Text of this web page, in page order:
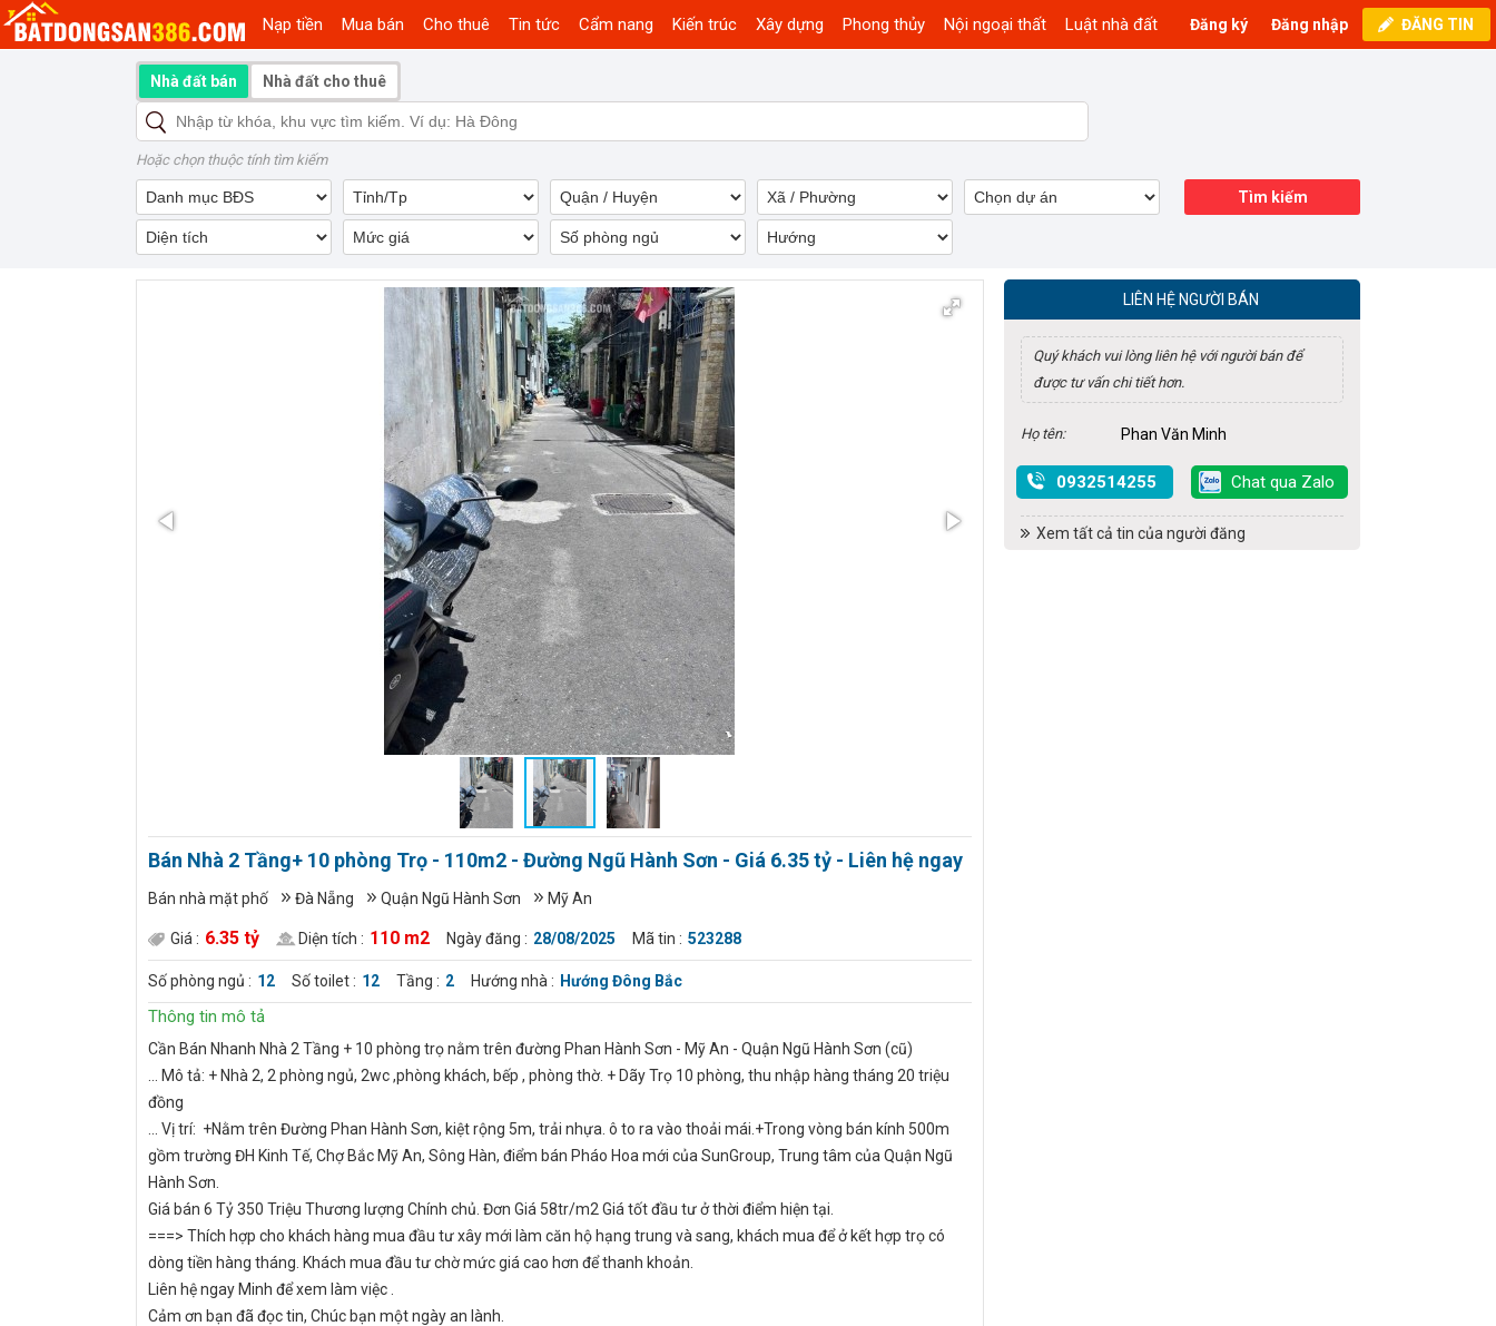
Nạp tiền Mua bán Cho thuê Tin tức Cẩm nang Kiến trúc Xây dựng Phong thủy Nội ngoại thất Luật nhà đất ĐĂNG TIN
Đăng nhập
Đăng ký
Nhà đất bán Nhà đất cho thuê
Hoặc chọn thuộc tính tìm kiếm
Tìm kiếm
Bán Nhà 2 Tầng+ 10 phòng Trọ - 110m2 - Đường Ngũ Hành Sơn - Giá 6.35 tỷ - Liên hệ ngay
Bán nhà mặt phố Đà Nẵng Quận Ngũ Hành Sơn Mỹ An
Giá : 6.35 tỷ Diện tích : 110 m2 Ngày đăng : 28/08/2025 Mã tin : 523288
Số phòng ngủ : 12 Số toilet : 12 Tầng : 2 Hướng nhà : Hướng Đông Bắc
Thông tin mô tả
Cần Bán Nhanh Nhà 2 Tầng + 10 phòng trọ nằm trên đường Phan Hành Sơn - Mỹ An - Quận Ngũ Hành Sơn (cũ)
... Mô tả: + Nhà 2, 2 phòng ngủ, 2wc ,phòng khách, bếp , phòng thờ. + Dãy Trọ 10 phòng, thu nhập hàng tháng 20 triệu
đồng
... Vị trí: +Nằm trên Đường Phan Hành Sơn, kiệt rộng 5m, trải nhựa. ô to ra vào thoải mái.+Trong vòng bán kính 500m
gồm trường ĐH Kinh Tế, Chợ Bắc Mỹ An, Sông Hàn, điểm bán Pháo Hoa mới của SunGroup, Trung tâm của Quận Ngũ
Hành Sơn.
Giá bán 6 Tỷ 350 Triệu Thương lượng Chính chủ. Đơn Giá 58tr/m2 Giá tốt đầu tư ở thời điểm hiện tại.
===> Thích hợp cho khách hàng mua đầu tư xây mới làm căn hộ hạng trung và sang, khách mua để ở kết hợp trọ có
dòng tiền hàng tháng. Khách mua đầu tư chờ mức giá cao hơn để thanh khoản.
Liên hệ ngay Minh để xem làm việc .
Cảm ơn bạn đã đọc tin, Chúc bạn một ngày an lành.
LIÊN HỆ NGƯỜI BÁN
Quý khách vui lòng liên hệ với người bán để
được tư vấn chi tiết hơn.
Họ tên: Phan Văn Minh
0932514255 Chat qua Zalo
Xem tất cả tin của người đăng